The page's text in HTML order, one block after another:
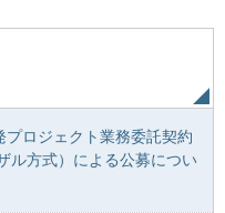
ロジェクト業務委託契約
ル方式）による公募につい